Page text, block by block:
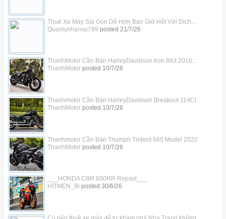
Thuê Xe Máy Sài Gòn Dễ Hơn Bao Giờ Hết Với Dịch...
Quanlynhansu789 posted 21/7/26
ThanhMotor Cần Bán HarleyDavidson Iron 883 2016...
ThanhMotorposted 10/7/26
Thanhmotor Cần Bán HarleyDavidson Breakout 114CI
ThanhMotorposted 10/7/26
Thanhmotor Cần Bán Triumph Trident 660 Model 2022
ThanhMotorposted 10/7/26
___HONDA CBR 600RR Repsol___
HITMEN_Bi posted 30/6/26